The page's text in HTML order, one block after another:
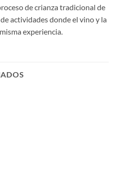
de crianza tradicional de
actividades donde el vino y la
experiencia.